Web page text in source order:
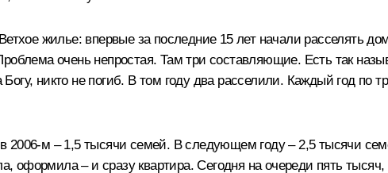
жилье: впервые за последние 15 лет начали расселять
очень непростая. Там три составляющие. Есть так
никто не погиб. В том году два расселили. Каждый год по
м – 1,5 тысячи семей. В следующем году – 2,5 тысячи
– и сразу квартира. Сегодня на очереди пять тысяч,